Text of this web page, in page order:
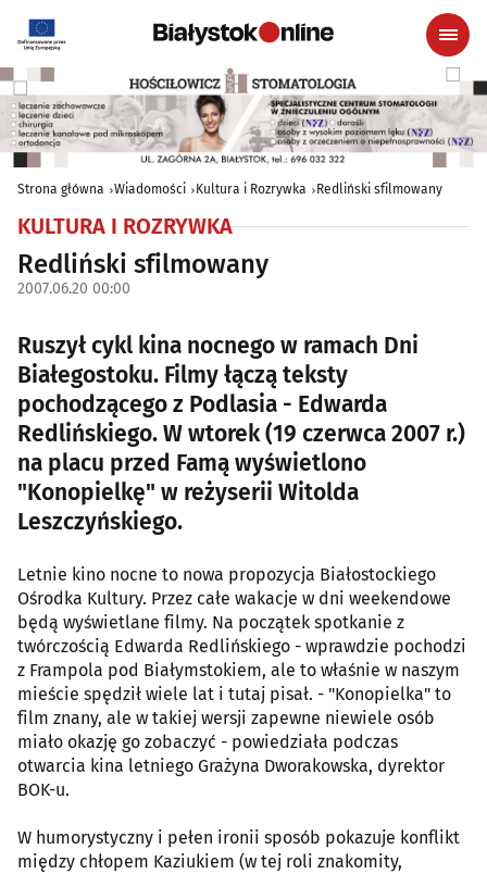
Strona główna Wiadomości Kultura i Rozrywka Redliński sfilmowany
KULTURA I ROZRYWKA
Redliński sfilmowany
2007.06.20 00:00
Ruszył cykl kina nocnego w ramach Dni
Białegostoku. Filmy łączą teksty
pochodzącego z Podlasia - Edwarda
Redlińskiego. W wtorek (19 czerwca 2007 r.)
na placu przed Famą wyświetlono
"Konopielkę" w reżyserii Witolda
Leszczyńskiego.
Letnie kino nocne to nowa propozycja Białostockiego
Ośrodka Kultury. Przez całe wakacje w dni weekendowe
będą wyświetlane filmy. Na początek spotkanie z
twórczością Edwarda Redlińskiego - wprawdzie pochodzi
z Frampola pod Białymstokiem, ale to właśnie w naszym
mieście spędził wiele lat i tutaj pisał. - "Konopielka" to
film znany, ale w takiej wersji zapewne niewiele osób
miało okazję go zobaczyć - powiedziała podczas
otwarcia kina letniego Grażyna Dworakowska, dyrektor
BOK-u.
W humorystyczny i pełen ironii sposób pokazuje konflikt
między chłopem Kaziukiem (w tej roli znakomity,